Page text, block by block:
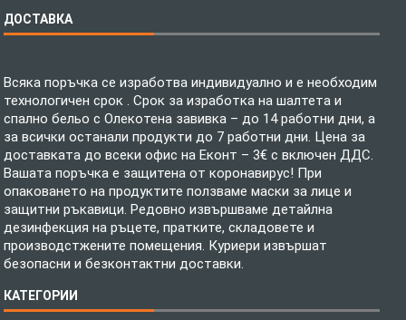
ДОСТАВКА
Всяка поръчка се изработва индивидуално и е необходим
технологичен срок . Срок за изработка на шалтета и
спално бельо с Олекотена завивка – до 14 работни дни, а
за всички останали продукти до 7 работни дни. Цена за
доставката до всеки офис на Еконт – 3€ с включен ДДС.
Вашата поръчка е защитена от коронавирус! При
опаковането на продуктите ползваме маски за лице и
защитни ръкавици. Редовно извършваме детайлна
дезинфекция на ръцете, пратките, складовете и
производстжените помещения. Куриери извършат
безопасни и безконтактни доставки.
КАТЕГОРИИ